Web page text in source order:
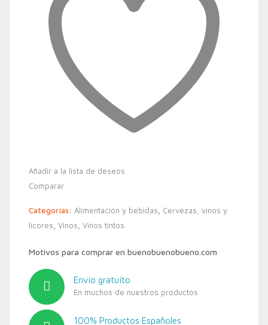
Añadir a la lista de deseos
Comparar
Categorías: Alimentación y bebidas
Cervezas, vinos y
licores Vinos Vinos tintos
Motivos para comprar en buenobuenobueno.com
Envío gratuíto
En muchos de nuestros productos
100% Productos Españoles